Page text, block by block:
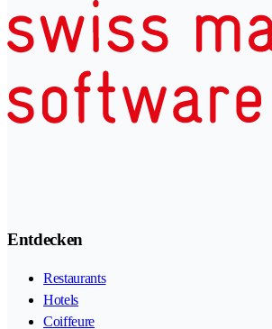
Entdecken
Restaurants
Hotels
Coiffeure